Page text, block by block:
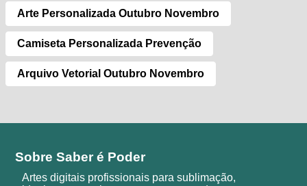
Arte Personalizada Outubro Novembro
Camiseta Personalizada Prevenção
Arquivo Vetorial Outubro Novembro
Sobre Saber é Poder
Artes digitais profissionais para sublimação,